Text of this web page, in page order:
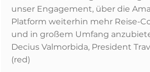
unser Engagement, über die
Platform weiterhin mehr Reise-
und in großem Umfang
Decius Valmorbida, President
(red)